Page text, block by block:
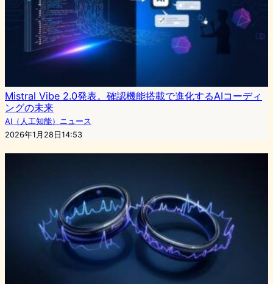
Mistral Vibe 2.0発表。確認機能搭載で進化するAIコーディ
ングの未来
AI（人工知能）ニュース
2026年1月28日14:53